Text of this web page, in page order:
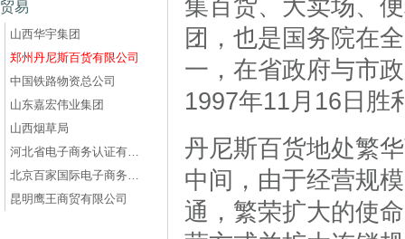
贸易
山西华宇集团
郑州丹尼斯百货有限公司
中国铁路物资总公司
山东嘉宏伟业集团
山西烟草局
河北省电子商务认证有限公司
北京百家国际电子商务有限公司
昆明鹰王商贸有限公司
集百货、大卖场、
团，也是国务院在
一，在省政府与市
1997年11月16日胜
丹尼斯百货地处繁
中间，由于经营规
通，繁荣扩大的使